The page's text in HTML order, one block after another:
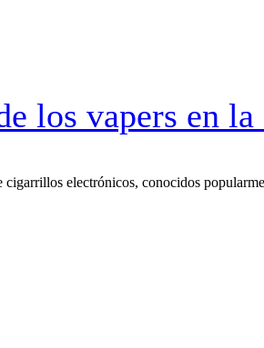
los vapers en
cigarrillos electrónicos, conocidos